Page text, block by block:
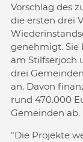
Vorschlag des
die ersten drei
genehmigt. Sie
am Stilfserjoch
drei
an. Davon
rund 470.000
Gemeinden ab.
"Die Projekte